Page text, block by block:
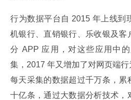
行为数据平台自 2015 年上线到
机银行、直销银行、乐收银及客
分 APP 应用，对这些应用中
集，2017 年又增加了对网页端
每天采集的数据超过千万条，累
十亿条，通过大数据分析技术，